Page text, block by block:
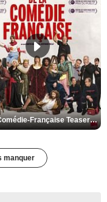
De la Comédie-Française Teaser VF
manquer